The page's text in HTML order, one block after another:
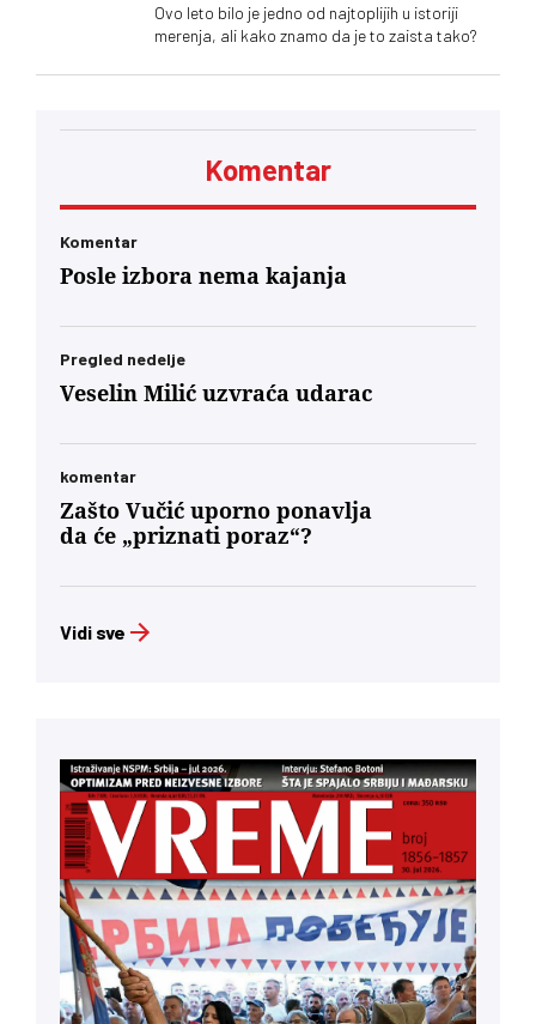
Ovo leto bilo je jedno od najtoplijih u istoriji
merenja, ali kako znamo da je to zaista tako?
Komentar
Komentar
Posle izbora nema kajanja
Pregled nedelje
Veselin Milić uzvraća udarac
komentar
Zašto Vučić uporno ponavlja
da će „priznati poraz“?
Vidi sve